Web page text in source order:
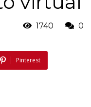
1740 0
Pinterest